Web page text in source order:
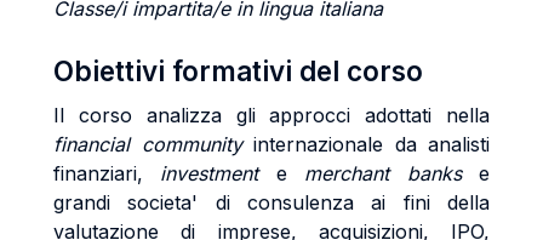
Classe/i impartita/e in lingua italiana
Obiettivi formativi del corso
Il corso analizza gli approcci adottati nella
financial community internazionale da analisti
finanziari, investment e merchant bankse
grandi societa' di consulenza ai fini della
valutazione di imprese, acquisizioni, IPO,